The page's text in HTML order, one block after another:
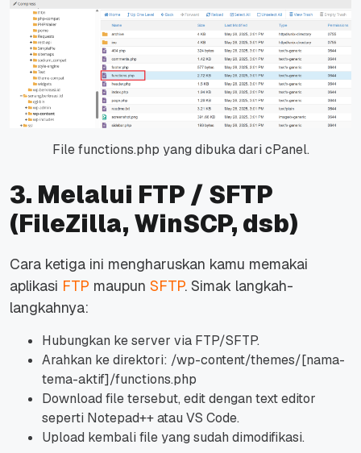
File functions.php yang dibuka dari cPanel.
3. Melalui FTP / SFTP
(FileZilla, WinSCP, dsb)
Cara ketiga ini mengharuskan kamu memakai
aplikasi FTP maupun SFTP. Simak langkah-
langkahnya:
Hubungkan ke server via FTP/SFTP.
Arahkan ke direktori: /wp-content/themes/[nama-
tema-aktif]/functions.php
Download file tersebut, edit dengan text editor
seperti Notepad++ atau VS Code.
Upload kembali file yang sudah dimodifikasi.